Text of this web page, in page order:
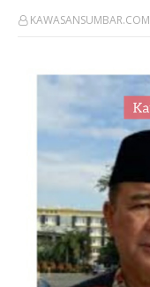
KAWASANSUMBAR.COM